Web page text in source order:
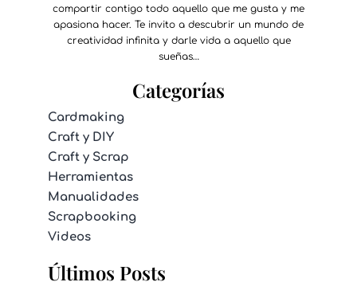
compartir contigo todo aquello que me gusta y me
apasiona hacer. Te invito a descubrir un mundo de
creatividad infinita y darle vida a aquello que
sueñas…
Categorías
Cardmaking
Craft y DIY
Craft y Scrap
Herramientas
Manualidades
Scrapbooking
Videos
Últimos Posts